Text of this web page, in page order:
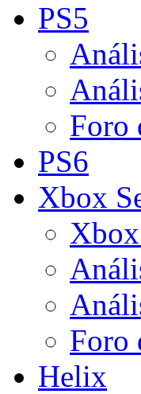
PS5
Foro
PS6
Xbox
Foro
Helix